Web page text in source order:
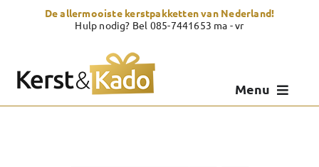
De allermooiste kerstpakketten van Nederland!
Hulp nodig? Bel 085-7441653 ma - vr
Menu